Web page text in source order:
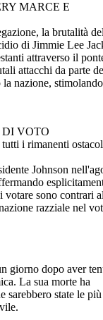
MARCE E
la brutalità
di Jimmie Lee
attraverso il
attacchi da parte
nazione, stimolando
DI VOTO
i rimanenti
Johnson
votare sono contrari
razziale nel
giorno dopo aver
La sua morte ha
sarebbero state le